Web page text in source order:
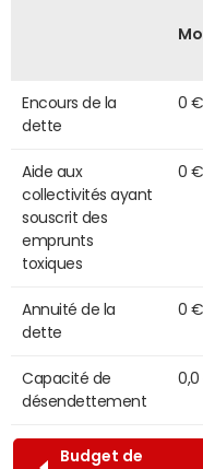
Encours de la
dette
0 €
Aide aux
collectivités ayant
souscrit des
emprunts
toxiques
0 €
Annuité de la
dette
0 €
Capacité de
désendettement
0,0
Budget de